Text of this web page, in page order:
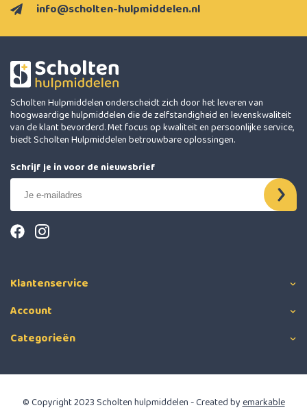
info@scholten-hulpmiddelen.nl
Scholten Hulpmiddelen onderscheidt zich door het leveren van
hoogwaardige hulpmiddelen die de zelfstandigheid en levenskwaliteit
van de klant bevorderd. Met focus op kwaliteit en persoonlijke service,
biedt Scholten Hulpmiddelen betrouwbare oplossingen.
Schrijf je in voor de nieuwsbrief
Klantenservice
Account
Categorieën
© Copyright 2023 Scholten hulpmiddelen - Created byemarkable